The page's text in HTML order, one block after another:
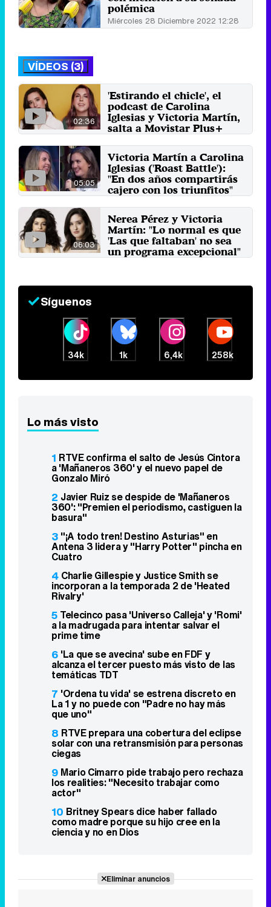
polémica
Miércoles 28 Diciembre 2022 12:28
VÍDEOS (3)
02:36
'Estirando el chicle', el
podcast de Carolina
Iglesias y Victoria Martín,
salta a Movistar Plus+
05:05
Victoria Martín a Carolina
Iglesias ('Roast Battle'):
"En dos años compartirás
cajero con los triunfitos"
06:03
Nerea Pérez y Victoria
Martín: "Lo normal es que
'Las que faltaban' no sea
un programa excepcional"
Síguenos
34k 1k 6,4k 258k
Lo más visto
1 RTVE confirma el salto de Jesús Cintora
a 'Mañaneros 360' y el nuevo papel de
Gonzalo Miró
2 Javier Ruiz se despide de 'Mañaneros
360': "Premien el periodismo, castiguen la
basura"
3 "¡A todo tren! Destino Asturias" en
Antena 3 lidera y "Harry Potter" pincha en
Cuatro
4 Charlie Gillespie y Justice Smith se
incorporan a la temporada 2 de 'Heated
Rivalry'
5 Telecinco pasa 'Universo Calleja' y 'Romi'
a la madrugada para intentar salvar el
prime time
6 'La que se avecina' sube en FDF y
alcanza el tercer puesto más visto de las
temáticas TDT
7 'Ordena tu vida' se estrena discreto en
La 1 y no puede con "Padre no hay más
que uno"
8 RTVE prepara una cobertura del eclipse
solar con una retransmisión para personas
ciegas
9 Mario Cimarro pide trabajo pero rechaza
los realities: "Necesito trabajar como
actor"
10 Britney Spears dice haber fallado
como madre porque su hijo cree en la
ciencia y no en Dios
Eliminar anuncios